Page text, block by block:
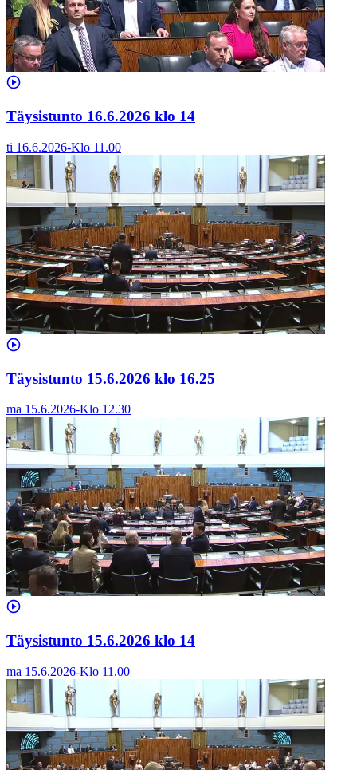
Täysistunto 16.6.2026 klo 14
ti 16.6.2026-Klo 11.00
Täysistunto 15.6.2026 klo 16.25
ma 15.6.2026-Klo 12.30
Täysistunto 15.6.2026 klo 14
ma 15.6.2026-Klo 11.00